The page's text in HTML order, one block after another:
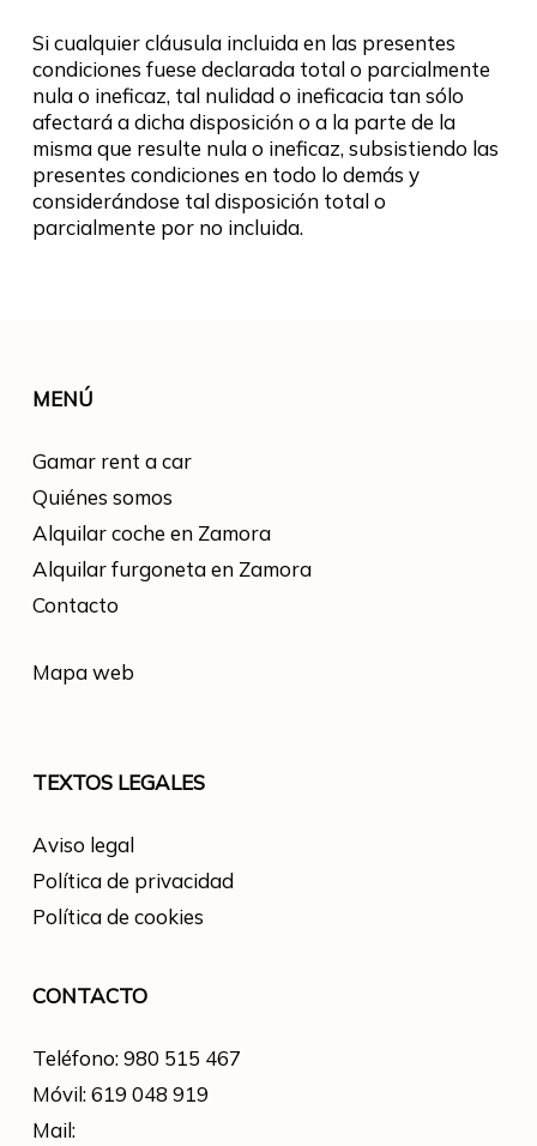
Si cualquier cláusula incluida en las presentes
condiciones fuese declarada total o parcialmente
nula o ineficaz, tal nulidad o ineficacia tan sólo
afectará a dicha disposición o a la parte de la
misma que resulte nula o ineficaz, subsistiendo las
presentes condiciones en todo lo demás y
considerándose tal disposición total o
parcialmente por no incluida.
MENÚ
Gamar rent a car
Quiénes somos
Alquilar coche en Zamora
Alquilar furgoneta en Zamora
Contacto
Mapa web
TEXTOS LEGALES
Aviso legal
Política de privacidad
Política de cookies
CONTACTO
Teléfono: 980 515 467
Móvil: 619 048 919
Mail: